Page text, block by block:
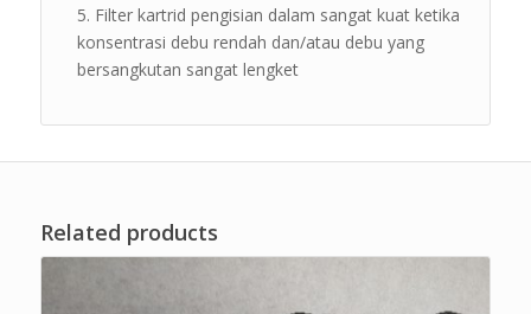
Filter kartrid pengisian dalam sangat kuat ketika
konsentrasi debu rendah dan/atau debu yang
bersangkutan sangat lengket
Related products